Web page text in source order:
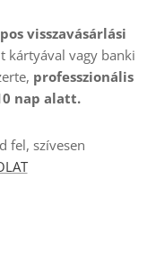
visszavásárlási
kártyával vagy banki
professzionális
nap alatt.
fel, szívesen